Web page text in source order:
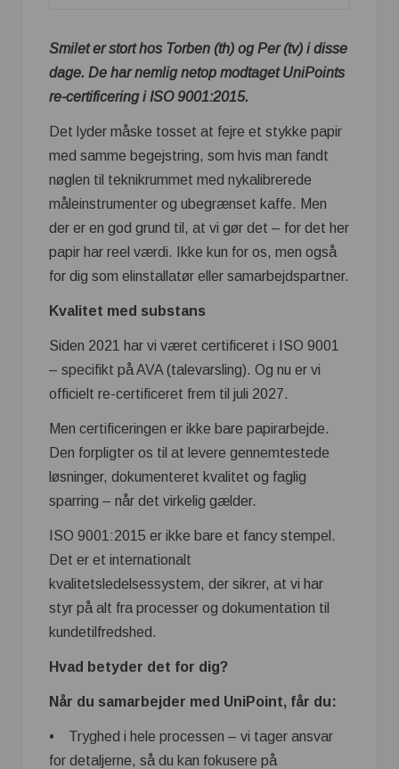
Smilet er stort hos Torben (th) og Per (tv) i disse
dage. De har nemlig netop modtaget UniPoints
re-certificering i ISO 9001:2015.
Det lyder måske tosset at fejre et stykke papir
med samme begejstring, som hvis man fandt
nøglen til teknikrummet med nykalibrerede
måleinstrumenter og ubegrænset kaffe. Men
der er en god grund til, at vi gør det – for det her
papir har reel værdi. Ikke kun for os, men også
for dig som elinstallatør eller samarbejdspartner.
Kvalitet med substans
Siden 2021 har vi været certificeret i ISO 9001
– specifikt på AVA (talevarsling). Og nu er vi
officielt re-certificeret frem til juli 2027.
Men certificeringen er ikke bare papirarbejde.
Den forpligter os til at levere gennemtestede
løsninger, dokumenteret kvalitet og faglig
sparring – når det virkelig gælder.
ISO 9001:2015 er ikke bare et fancy stempel.
Det er et internationalt
kvalitetsledelsessystem, der sikrer, at vi har
styr på alt fra processer og dokumentation til
kundetilfredshed.
Hvad betyder det for dig?
Når du samarbejder med UniPoint, får du:
• Tryghed i hele processen – vi tager ansvar
for detaljerne, så du kan fokusere på